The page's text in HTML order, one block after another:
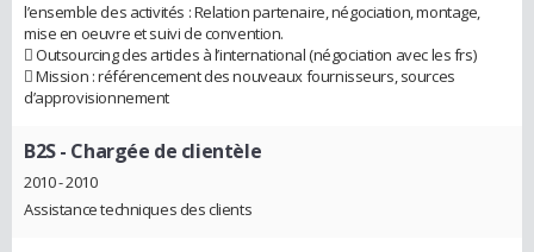
l’ensemble des activités : Relation partenaire, négociation, montage,
mise en oeuvre et suivi de convention.
 Outsourcing des articles à l’international (négociation avec les frs)
 Mission : référencement des nouveaux fournisseurs, sources
d’approvisionnement
B2S- Chargée de clientèle
2010 - 2010
Assistance techniques des clients